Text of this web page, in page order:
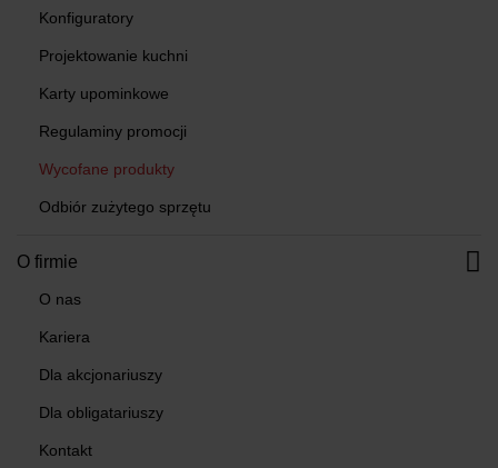
Konfiguratory
Projektowanie kuchni
Karty upominkowe
Regulaminy promocji
Wycofane produkty
Odbiór zużytego sprzętu
O firmie
O nas
Kariera
Dla akcjonariuszy
Dla obligatariuszy
Kontakt